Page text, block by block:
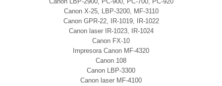
Canon X-25, LBP-3200, MF-3110
Canon GPR-22, IR-1019, IR-1022
Canon laser IR-1023, IR-1024
Canon FX-10
Impresora Canon MF-4320
Canon 108
Canon LBP-3300
Canon laser MF-4100